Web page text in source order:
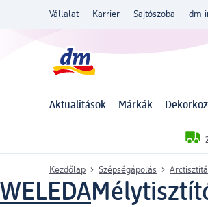
Vállalat Karrier Sajtószoba dm
Aktualitások Márkák
Kezdőlap Szépségápolás
WELEDA